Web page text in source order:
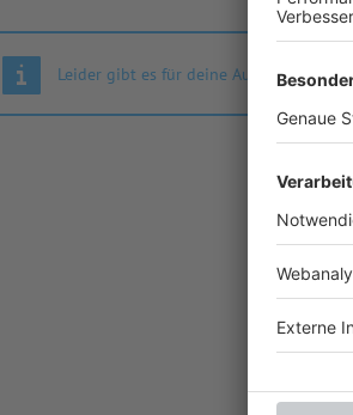
Leider gibt es für deine Auswahl keine